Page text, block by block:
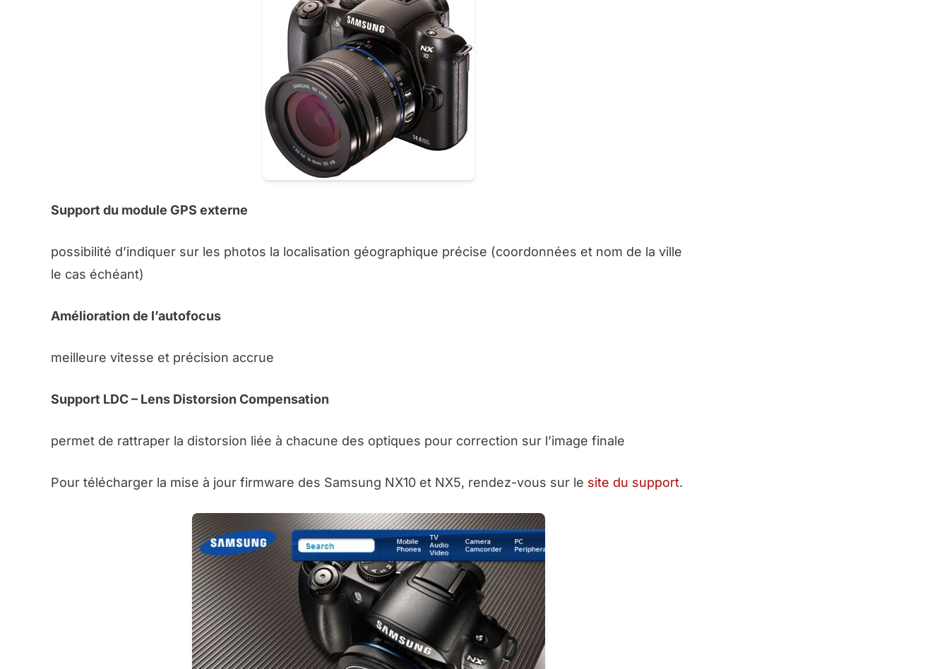
Support du module GPS externe
possibilité d’indiquer sur les photos la localisation géographique précise (coordonnées et nom de la ville
le cas échéant)
Amélioration de l’autofocus
meilleure vitesse et précision accrue
Support LDC – Lens Distorsion Compensation
permet de rattraper la distorsion liée à chacune des optiques pour correction sur l’image finale
Pour télécharger la mise à jour firmware des Samsung NX10 et NX5, rendez-vous sur le site du support.